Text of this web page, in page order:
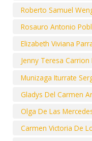
Roberto Samuel
Rosauro Antonio
Elizabeth Viviana
Jenny Teresa Carrion
Munizaga Iturrate
Gladys Del Carmen
Olga De Las
Carmen Victoria De